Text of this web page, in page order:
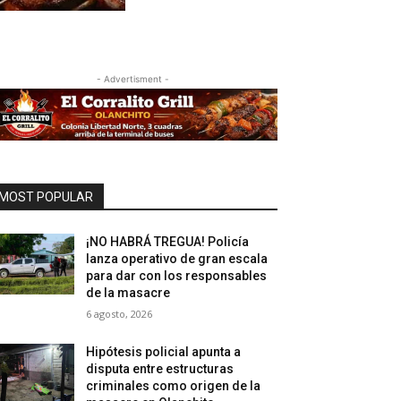
- Advertisment -
POPULAR
¡NO HABRÁ TREGUA! Policía
lanza operativo de gran escala
para dar con los responsables
de la masacre
6 agosto, 2026
Hipótesis policial apunta a
disputa entre estructuras
criminales como origen de la